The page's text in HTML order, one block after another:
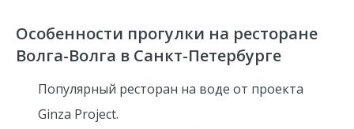
Особенности прогулки на ресторане
Волга-Волга в Санкт-Петербурге
Популярный ресторан на воде от проекта
Ginza Project.